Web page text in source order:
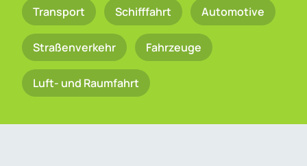
Transport Schifffahrt Automotive
Straßenverkehr Fahrzeuge
Luft- und Raumfahrt